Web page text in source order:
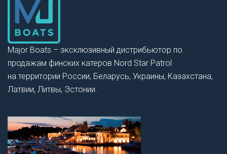
Major Boats – эксклюзивный дистрибьютор по
продажам финских катеров Nord Star Patrol
на территории России, Беларусь, Украины, Казахстана,
Латвии, Литвы, Эстонии.